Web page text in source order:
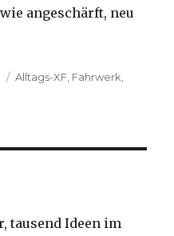
angeschärft, neu
Schlagwörter
Alltags-XF Fahrwerk
tausend Ideen im